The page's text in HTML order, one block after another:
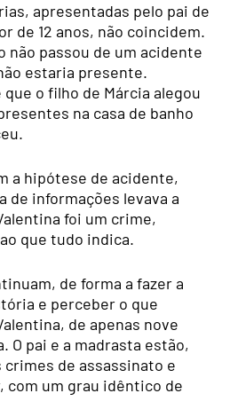
apresentadas pelo pai de
de 12 anos, não coincidem.
não passou de um acidente
estaria presente.
o filho de Márcia alegou
na casa de banho
a hipótese de acidente,
de informações levava a
foi um crime,
que tudo indica.
de forma a fazer a
e perceber o que
de apenas nove
O pai e a madrasta estão,
crimes de assassinato e
com um grau idêntico de